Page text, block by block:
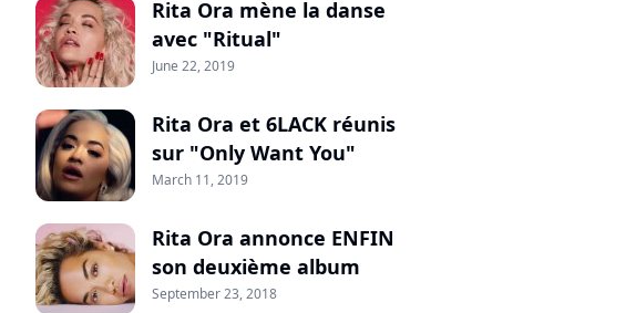
Rita Ora mène la danse
avec "Ritual"
June 22, 2019
Rita Ora et 6LACK réunis
sur "Only Want You"
March 11, 2019
Rita Ora annonce ENFIN
son deuxième album
September 23, 2018